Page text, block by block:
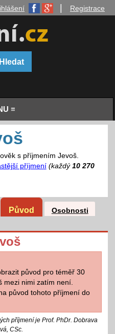
Registrace
≡
s příjmením Jevoš.
příjmení (každý 10 270
Původ
Osobnosti
původ pro téměř 30
mezi nimi zatím není.
původ tohoto příjmení do
příjmení je Prof. PhDr. Dobrava
CSc.